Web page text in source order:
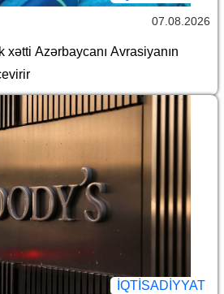
07.08.2026
xətti Azərbaycanı Avrasiyanın
İQTİSADİYYAT